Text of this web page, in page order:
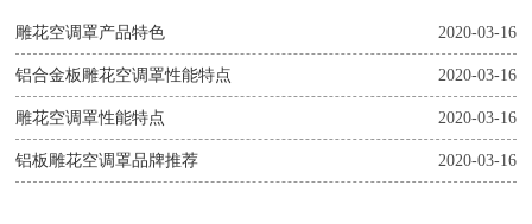
2020-03-16
雕花空调罩产品特色
2020-03-16
铝合金板雕花空调罩性能特点
2020-03-16
雕花空调罩性能特点
2020-03-16
铝板雕花空调罩品牌推荐